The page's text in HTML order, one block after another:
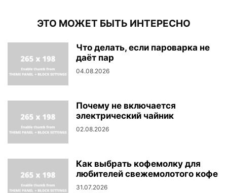
ЭТО МОЖЕТ БЫТЬ ИНТЕРЕСНО
Что делать, если пароварка не
даёт пар
04.08.2026
Почему не включается
электрический чайник
02.08.2026
Как выбрать кофемолку для
любителей свежемолотого кофе
31.07.2026